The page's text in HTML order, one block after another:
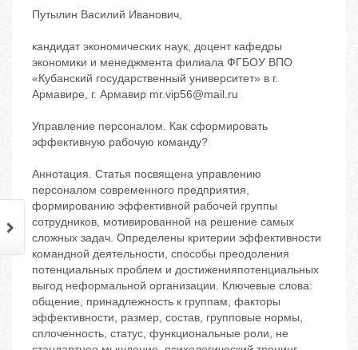
Путылин Василий Иванович,
кандидат экономических наук, доцент кафедры
экономики и менеджмента филиала ФГБОУ ВПО
«Кубанский государственный университет» в г.
Армавире, г. Армавир mr.vip56@mail.ru
Управление персоналом. Как сформировать
эффективную рабочую команду?
Аннотация. Статья посвящена управлению
персоналом современного предприятия,
формированию эффективной рабочей группы
сотрудников, мотивированной на решение самых
сложных задач. Определены критерии эффективности
командной деятельности, способы преодоления
потенциальных проблем и достиженияпотенциальных
выгод неформальной организации. Ключевые слова:
общение, принадлежность к группам, факторы
эффективности, размер, состав, групповые нормы,
сплоченность, статус, функциональные роли, не